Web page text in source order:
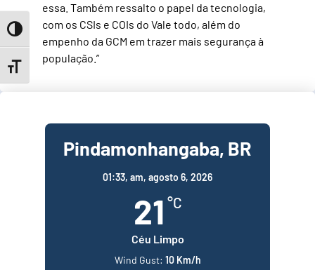
Toggle High Contrast
Toggle Font size
essa. Também ressalto o papel da tecnologia,
com os CSIs e COIs do Vale todo, além do
empenho da GCM em trazer mais segurança à
população.”
Pindamonhangaba, BR
01:33, am, agosto 6, 2026
21 °C
Céu Limpo
Wind Gust: 10 Km/h